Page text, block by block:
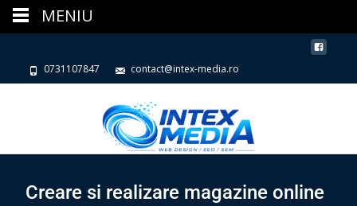
0731107847 contact@intex-media.ro
Creare si realizare magazine online
MENIU